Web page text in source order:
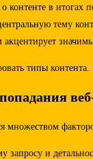
контенте в итогах
тему
типы
множеством
запросу и